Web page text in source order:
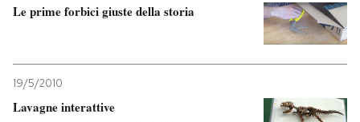
Le prime forbici giuste della storia
19/5/2010
Lavagne interattive